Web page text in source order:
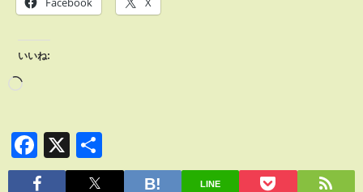
いいね:
Facebook
X
有
LINE